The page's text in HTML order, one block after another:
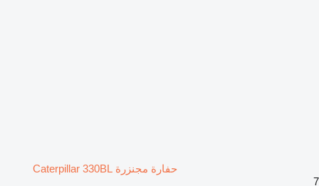
حفارة مجنزرة Caterpillar 330BL
7